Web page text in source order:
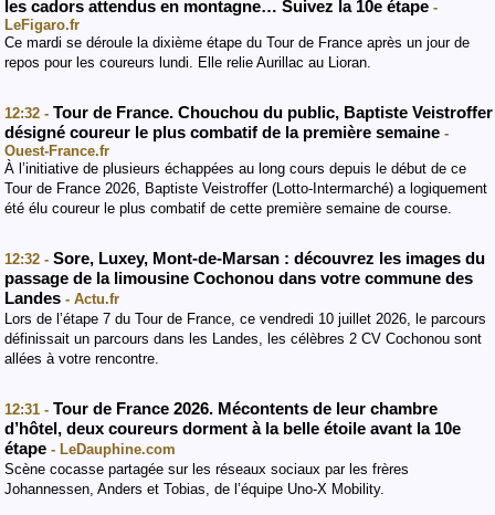
les cadors attendus en montagne… Suivez la 10e étape -
LeFigaro.fr
Ce mardi se déroule la dixième étape du Tour de France après un jour de
repos pour les coureurs lundi. Elle relie Aurillac au Lioran.
12:32 - Tour de France. Chouchou du public, Baptiste Veistroffer
désigné coureur le plus combatif de la première semaine -
Ouest-France.fr
À l’initiative de plusieurs échappées au long cours depuis le début de ce
Tour de France 2026, Baptiste Veistroffer (Lotto-Intermarché) a logiquement
été élu coureur le plus combatif de cette première semaine de course.
12:32 - Sore, Luxey, Mont-de-Marsan : découvrez les images du
passage de la limousine Cochonou dans votre commune des
Landes - Actu.fr
Lors de l’étape 7 du Tour de France, ce vendredi 10 juillet 2026, le parcours
définissait un parcours dans les Landes, les célèbres 2 CV Cochonou sont
allées à votre rencontre.
12:31 - Tour de France 2026. Mécontents de leur chambre
d’hôtel, deux coureurs dorment à la belle étoile avant la 10e
étape - LeDauphine.com
Scène cocasse partagée sur les réseaux sociaux par les frères
Johannessen, Anders et Tobias, de l’équipe Uno-X Mobility.